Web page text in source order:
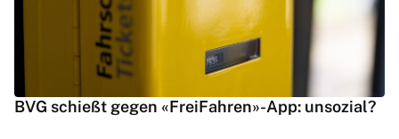
BVG schießt gegen «FreiFahren»-App: unsozial?